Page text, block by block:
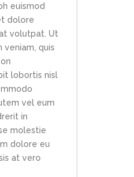
euismod
dolore
volutpat. Ut
veniam, quis
lobortis nisl
vel eum
in
molestie
dolore eu
at vero